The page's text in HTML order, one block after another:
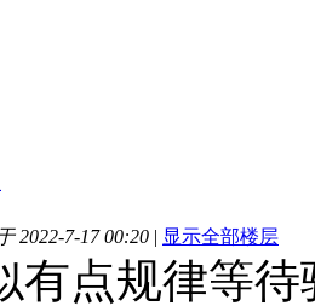
2022-7-17 00:20 | 显示全部楼层
有点规律等待